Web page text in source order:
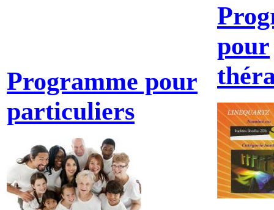
Programme pour
particuliers
pour